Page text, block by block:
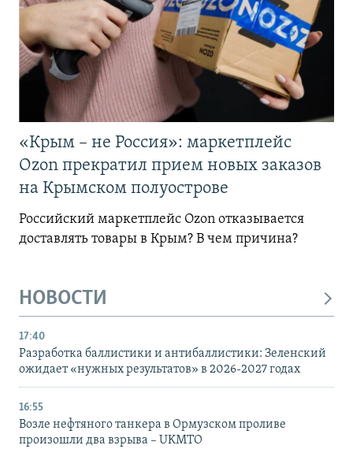
«Крым – не Россия»: маркетплейс
Ozon прекратил прием новых заказов
на Крымском полуострове
Российский маркетплейс Ozon отказывается
доставлять товары в Крым? В чем причина?
НОВОСТИ
17:40
Разработка баллистики и антибаллистики: Зеленский
ожидает «нужных результатов» в 2026-2027 годах
16:55
Возле нефтяного танкера в Ормузском проливе
произошли два взрыва – UKMTO